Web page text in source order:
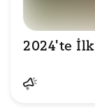
2024'te